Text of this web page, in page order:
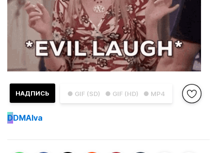
● GIF (SD) ● GIF (HD) ● MP4
НАДПИСЬ
DDMAlva